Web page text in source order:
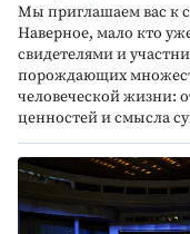
Мы приглашаем вас к
Наверное, мало кто
свидетелями и
порождающих
человеческой жизни:
ценностей и смысла